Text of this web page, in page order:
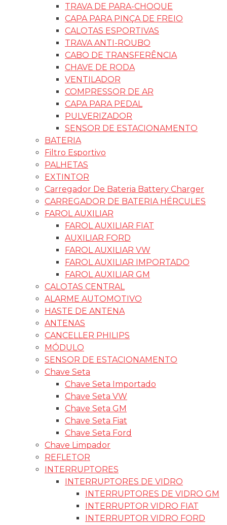
TRAVA DE PARA-CHOQUE
CAPA PARA PINÇA DE FREIO
CALOTAS ESPORTIVAS
TRAVA ANTI-ROUBO
CABO DE TRANSFERÊNCIA
CHAVE DE RODA
VENTILADOR
COMPRESSOR DE AR
CAPA PARA PEDAL
PULVERIZADOR
SENSOR DE ESTACIONAMENTO
BATERIA
Filtro Esportivo
PALHETAS
EXTINTOR
Carregador De Bateria Battery Charger
CARREGADOR DE BATERIA HÉRCULES
FAROL AUXILIAR
FAROL AUXILIAR FIAT
AUXILIAR FORD
FAROL AUXILIAR VW
FAROL AUXILIAR IMPORTADO
FAROL AUXILIAR GM
CALOTAS CENTRAL
ALARME AUTOMOTIVO
HASTE DE ANTENA
ANTENAS
CANCELLER PHILIPS
MÓDULO
SENSOR DE ESTACIONAMENTO
Chave Seta
Chave Seta Importado
Chave Seta VW
Chave Seta GM
Chave Seta Fiat
Chave Seta Ford
Chave Limpador
REFLETOR
INTERRUPTORES
INTERRUPTORES DE VIDRO
INTERRUPTORES DE VIDRO GM
INTERRUPTOR VIDRO FIAT
INTERRUPTOR VIDRO FORD